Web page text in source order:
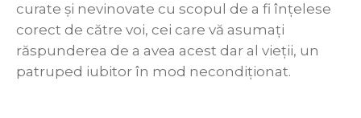
curate şi nevinovate cu scopul de a fi înţelese
corect de către voi, cei care vă asumaţi
răspunderea de a avea acest dar al vieţii, un
patruped iubitor în mod necondiţionat.